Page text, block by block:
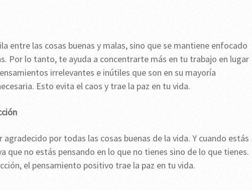
entre las cosas buenas y malas, sino que se mantiene enfocado
Por lo tanto, te ayuda a concentrarte más en tu trabajo en lugar
irrelevantes e inútiles que son en su mayoría
Esto evita el caos y trae la paz en tu vida.
por todas las cosas buenas de la vida. Y cuando estás
que no estás pensando en lo que no tienes sino de lo que tienes.
el pensamiento positivo trae la paz en tu vida.